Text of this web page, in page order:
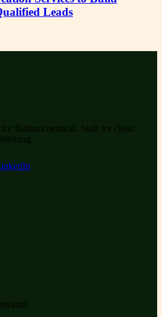
Leads
Ruihanchemical, built for clean